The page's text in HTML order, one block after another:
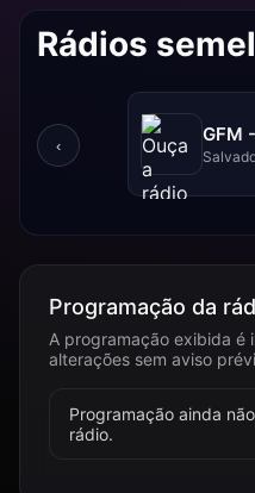
Rádios
‹
GFM
Programação da
A programação exibida é
alterações sem aviso
Programação ainda
rádio.